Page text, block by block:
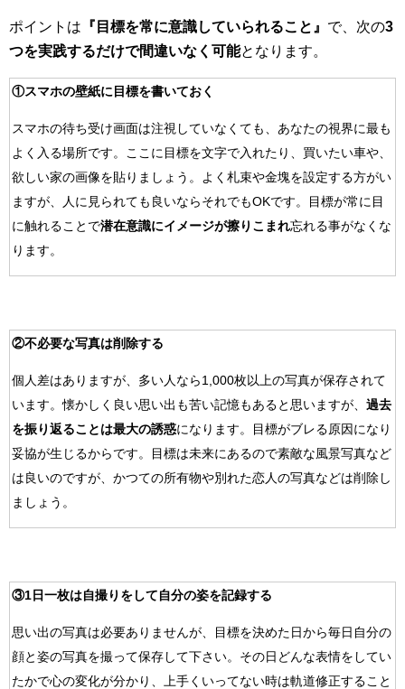
ポイントは 『目標を常に意識していられること』 で、次の3
つを実践するだけで間違いなく可能となります。
①スマホの壁紙に目標を書いておく
スマホの待ち受け画面は注視していなくても、あなたの視界に最も
よく入る場所です。ここに目標を文字で入れたり、買いたい車や、
欲しい家の画像を貼りましょう。よく札束や金塊を設定する方がい
ますが、人に見られても良いならそれでもOKです。目標が常に目
に触れることで潜在意識にイメージが擦りこまれ忘れる事がなくな
ります。
②不必要な写真は削除する
個人差はありますが、多い人なら1,000枚以上の写真が保存されて
います。懐かしく良い思い出も苦い記憶もあると思いますが、 過去
を振り返ることは最大の誘惑になります。目標がブレる原因になり
妥協が生じるからです。目標は未来にあるので素敵な風景写真など
は良いのですが、かつての所有物や別れた恋人の写真などは削除し
ましょう。
③1日一枚は自撮りをして自分の姿を記録する
思い出の写真は必要ありませんが、目標を決めた日から毎日自分の
顔と姿の写真を撮って保存して下さい。その日どんな表情をしてい
たかで心の変化が分かり、上手くいってない時は軌道修正すること